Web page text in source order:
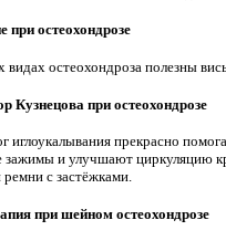
при остеохондрозе
остеохондроза полезны
Кузнецова при остеохондрозе
иглоукалывания прекрасно
и улучшают циркуляцию
ремни с застёжками.
при шейном остеохондрозе